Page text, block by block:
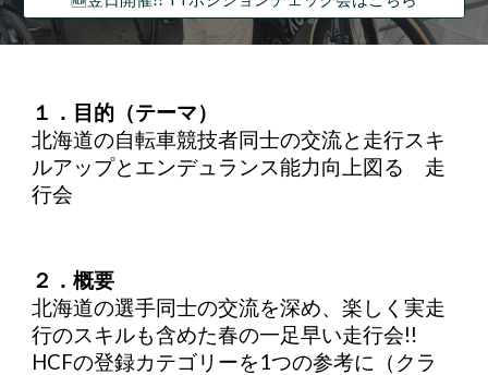
１．目的（テーマ）
北海道の自転車競技者同士の交流と走行スキ
ルアップとエンデュランス能力向上図る 走
行会
２．概要
北海道の選手同士の交流を深め、楽しく実走
行のスキルも含めた春の一足早い走行会!!
HCFの登録カテゴリーを1つの参考に（クラ